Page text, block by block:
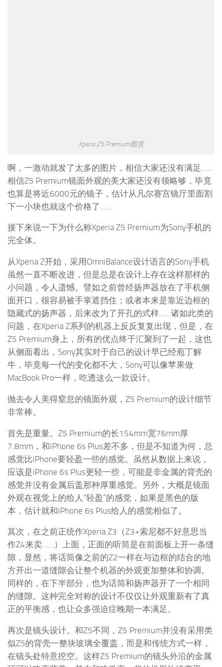
也算是将近6000元的镜子，估计从凡尔赛宫镜厅里面割
接下来说一下为什么称Xperia Z5 Premium为Sony手机的
完全体。
从Xperia Z开始，采用OmniBalance设计语言的Sony手机
虽然一直不断改进，但是总是在设计上存在这样那样的
小问题，令人遗憾。譬如之前曾经扬声器放在了手机侧
隐藏式的扬声器，后来改为了开孔的式样……诸如此类的
问题，在Xperia Z系列的机器上反反复复出现，但是，在
Z5 Premium身上，所有的优点终于汇聚到了一起，这也
从侧面看出，Sony其实对于自己的设计早已经庖丁解
牛，毕竟每一代的变化都不大，Sony可以像苹果做
MacBook Pro一样，吃透这么一款设计。
抛去令人美得窒息的镜面外观，Z5 Premium的设计细节
非常棒。
首先是重量。Z5 Premium的长154mm宽76mm厚
7.8mm，和iPhone 6s Plus差不多，但是不知道为何，总
感觉比iPhone要轻盈一些的感觉。虽然从数据上来说，
感觉并没有金属后盖那种厚重感觉。另外，大概是镜面
外观在视觉上的给人“轻盈”的感觉，如果是黑色的版
本，估计就和iPhone 6s Plus给人的感觉相似了。
其次，在之前正统作Xperia Z3（Z3+索尼都不好意思当
作Z4来卖……）上面，正面的听筒是在前面板上开一条缝
隙，显然，将话筒像之前的Z2一样在与边框的结合的地
方开出一道缝隙会让整个机器的外观更加整体和协调。
同样的，在下半部分，也为话筒和扬声器开了一个相同
的缝隙。这种完全对称的设计不仅仅让外观重新有了真
正的平衡感，也让众多强迫症晚期一本满足。
再次是镜头设计。和Z5不同，Z5 Premium并没有采用类
似Z5的背壳一整块玻璃全覆盖，而是和传统方式一样，
在镜头处特意挖空。这样Z5 Premium的镜头外沿的金属
从而保护镜头玻璃不被划伤。当然，也同时期望将来
Sony能给镜头外面的保护玻璃改为蓝宝石玻璃。
还有机身侧面按键设置。所有按键在机身右侧，电源键